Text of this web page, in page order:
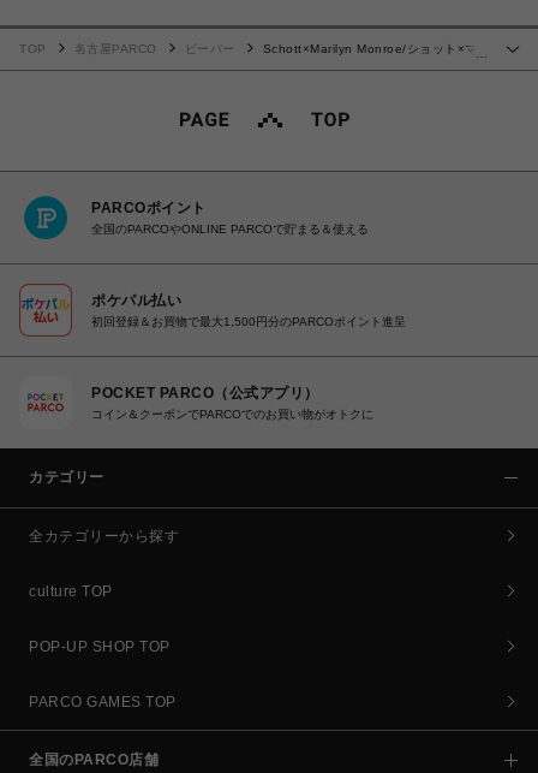
…
TOP 名古屋PARCO ビーバー
Schott×Marilyn Monroe/ショット×マリ
PARCOポイント
全国のPARCOやONLINE PARCOで貯まる＆使える
ポケパル払い
初回登録＆お買物で最大1,500円分のPARCOポイント進呈
POCKET PARCO（公式アプリ）
コイン＆クーポンでPARCOでのお買い物がオトクに
カテゴリー
全カテゴリーから探す
culture TOP
POP-UP SHOP TOP
PARCO GAMES TOP
全国のPARCO店舗